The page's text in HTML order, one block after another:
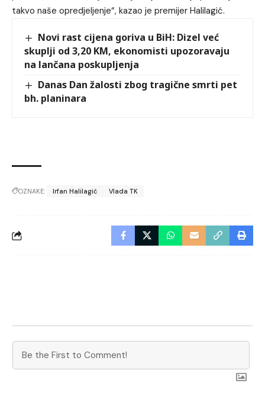
takvo naše opredjeljenje“, kazao je premijer Halilagić.
Novi rast cijena goriva u BiH: Dizel već
skuplji od 3,20 KM, ekonomisti upozoravaju
na lančana poskupljenja
Danas Dan žalosti zbog tragične smrti pet
bh. planinara
OZNAKE: Irfan Halilagić Vlada TK